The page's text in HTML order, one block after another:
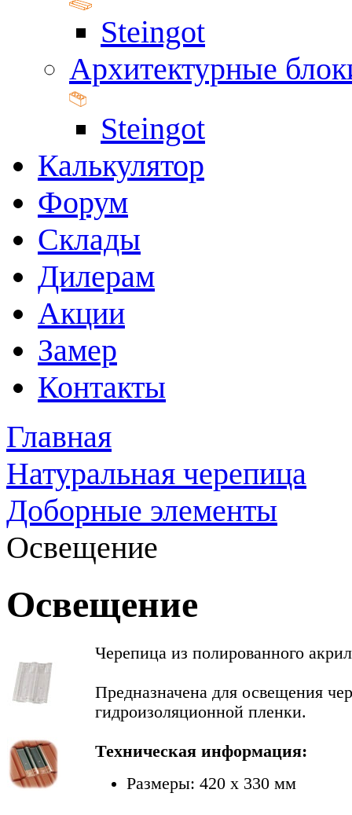
Steingot
Архитектурные
Steingot
Калькулятор
Форум
Склады
Дилерам
Акции
Замер
Контакты
Главная
Натуральная черепица
Доборные элементы
Освещение
Освещение
Черепица из полированного
Предназначена для освещения
гидроизоляционной пленки.
Техническая информация:
Размеры: 420 х 330 мм